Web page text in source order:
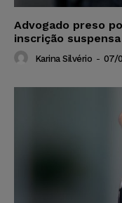
Advogado preso
inscrição
Karina Silvério - 07/